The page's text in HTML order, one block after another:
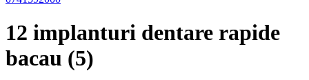
12 implanturi dentare rapide
bacau (5)